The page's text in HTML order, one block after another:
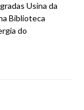
Usina da
Biblioteca
do